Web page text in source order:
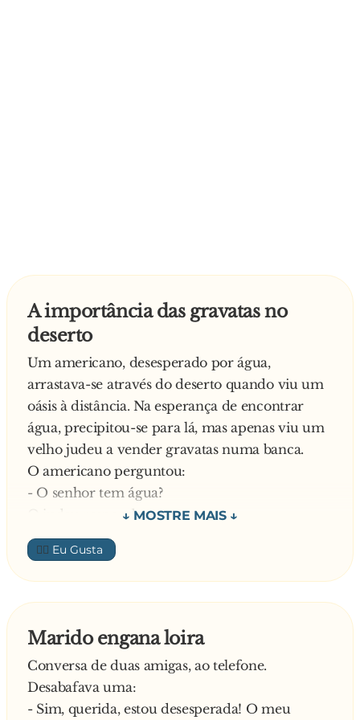
A importância das gravatas no
deserto
Um americano, desesperado por água,
arrastava-se através do deserto quando viu um
oásis à distância. Na esperança de encontrar
água, precipitou-se para lá, mas apenas viu um
velho judeu a vender gravatas numa banca.
O americano perguntou:
- O senhor tem água?
O judeu respondeu:
- Não, não tenho água. O senhor gostaria de
comprar uma gravata? Custa apenas 50 euros!
O americano gritou-lhe:
- i**...! Não preciso de uma gravata e ainda por
era matar-te, mas quero é mesmo encontrar
água!
- Está certo – disse o velho judeu – não importa
que não queira comprar uma gravata e que o
👍🏼
Marido engana loira
Conversa de duas amigas, ao telefone.
Desabafava uma:
- Sim, querida, estou desesperada! O meu